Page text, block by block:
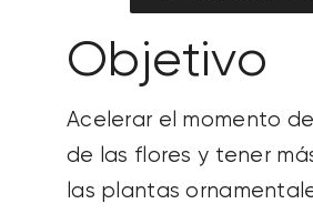
Objetivo
Acelerar el momento
de las flores y tener
las plantas